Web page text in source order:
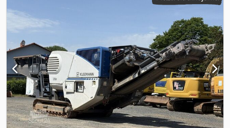
augstums:
kondicionēšana